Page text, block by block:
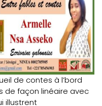
de contes à l’bord
de façon linéaire avec
illustrent